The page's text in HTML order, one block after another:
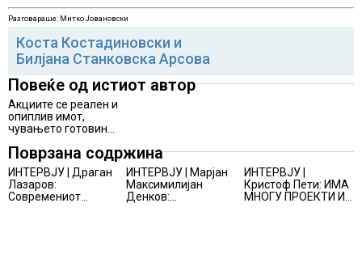
Разговараше: Митко Јовановски
Коста Костадиновски и
Билјана Станковска Арсова
Повеќе од истиот автор
Акциите се реален и
опиплив имот,
чувањето готовина
Поврзана содржина
ИНТЕРВЈУ | Драган
Лазаров:
Современиот
ИНТЕРВЈУ | Марјан
Максимилијан
Денков:
ИНТЕРВЈУ |
Кристоф Пети: ИМА
МНОГУ ПРОЕКТИ И